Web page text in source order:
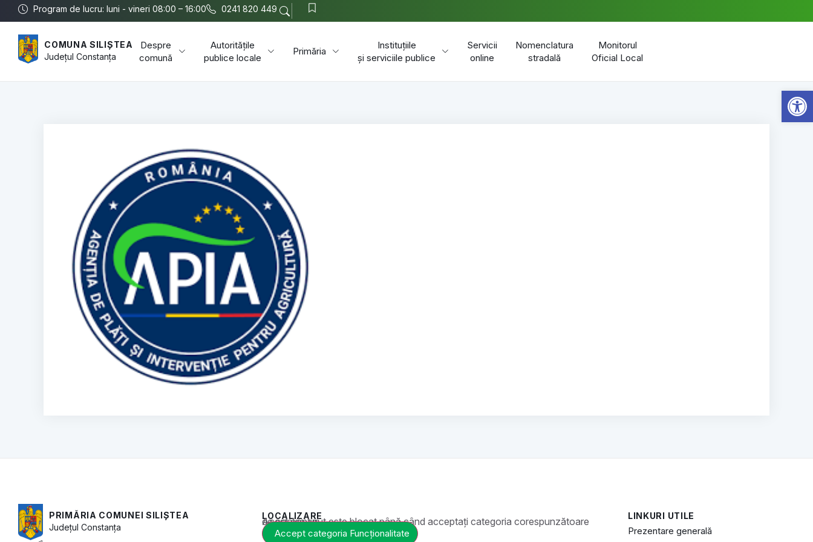
Program de lucru: luni - vineri 08:00 – 16:00 0241 820 449
COMUNA SILIȘTEA
JudețulConstanța
Despre
comună
Autoritățile
publice locale
Primăria
Instituțiile
și serviciile publice
Servicii
online
Nomenclatura
stradală
Monitorul
Oficial Local
PRIMĂRIA COMUNEI SILIȘTEA
JudețulConstanța
LOCALIZARE
Acest conținut este blocat până când acceptați categoria corespunzătoare de cookie-uri.
Accept categoria Funcționalitate
LINKURI UTILE
Prezentare generală